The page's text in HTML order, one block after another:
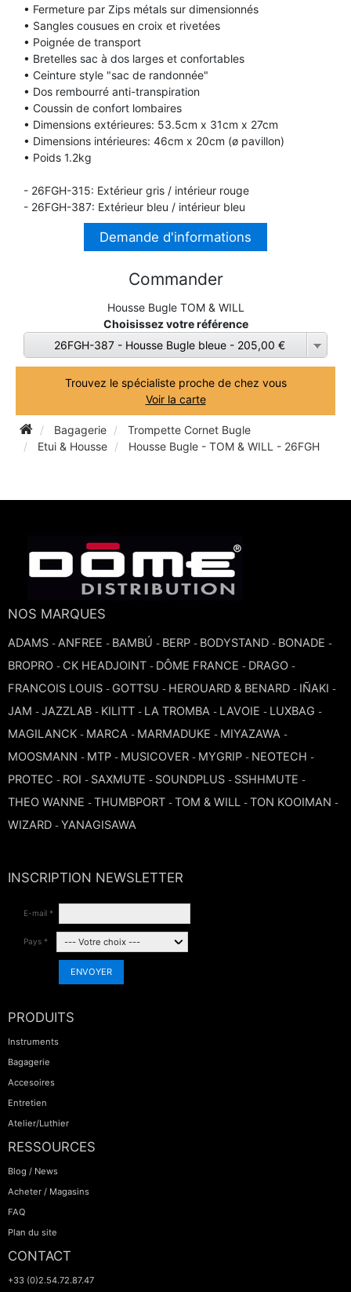
MICROPHONE & ENREGISTREUR
PARTITION
PIANO
SAXHORN EUPHONIUM
SAXOPHONE
TROMPETTE CORNET BUGLE
TUBA
• Fermeture par Zips métals sur dimensionnés
• Sangles cousues en croix et rivetées
• Poignée de transport
• Bretelles sac à dos larges et confortables
• Ceinture style "sac de randonnée"
• Dos rembourré anti-transpiration
• Coussin de confort lombaires
• Dimensions extérieures: 53.5cm x 31cm x 27cm
• Dimensions intérieures: 46cm x 20cm (ø pavillon)
• Poids 1.2kg
- 26FGH-315: Extérieur gris / intérieur rouge
- 26FGH-387: Extérieur bleu / intérieur bleu
Demande d'informations
Commander
Housse Bugle TOM & WILL
Choisissez votre référence
26FGH-387 - Housse Bugle bleue - 205,00 €
Trouvez le spécialiste proche de chez vous
Voir la carte
Bagagerie
Trompette Cornet Bugle
Etui & Housse
Housse Bugle - TOM & WILL - 26FGH
NOS MARQUES
ADAMS - ANFREE - BAMBÚ - BERP - BODYSTAND - BONADE -
BROPRO - CK HEADJOINT - DÔME FRANCE - DRAGO -
FRANCOIS LOUIS - GOTTSU - HEROUARD & BENARD - IÑAKI -
JAM - JAZZLAB - KILITT - LA TROMBA - LAVOIE - LUXBAG -
MAGILANCK - MARCA - MARMADUKE - MIYAZAWA -
MOOSMANN - MTP - MUSICOVER - MYGRIP - NEOTECH -
PROTEC - ROI - SAXMUTE - SOUNDPLUS - SSHHMUTE -
THEO WANNE - THUMBPORT - TOM & WILL - TON KOOIMAN -
WIZARD - YANAGISAWA
INSCRIPTION NEWSLETTER
E-mail *
Pays *
ENVOYER
PRODUITS
Instruments
Bagagerie
Accesoires
Entretien
Atelier/Luthier
RESSOURCES
Blog / News
Acheter / Magasins
FAQ
Plan du site
CONTACT
+33 (0)2.54.72.87.47